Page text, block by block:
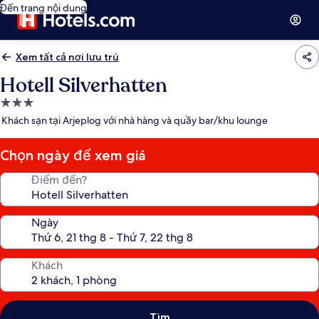
Đến trang nội dung
Xem tất cả nơi lưu trú
Hotell Silverhatten
Nơi
lưu
3.0
sao
Khách sạn tại Arjeplog với nhà hàng và quầy bar/khu lounge
Chọn ngày để xem giá
Điểm đến?
Ngày
Khách